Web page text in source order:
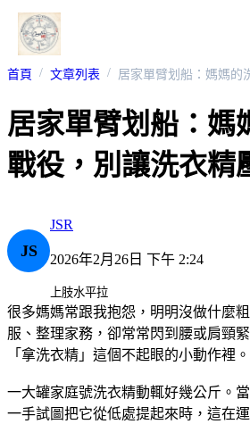
首頁 文章列表
居家單臂划船：媽
戰役，別讓洗衣精
JS
JSR
2026年2月26日 下午 2:24
上肢水平拉
很多媽媽常跟我抱怨，明明沒做什麼
服、整理家務，卻常常閃到腰或肩頸
「拿洗衣精」這個不起眼的小動作裡。
一大罐家庭號洗衣精動輒好幾公斤。
一手試圖把它從低處提起來時，這在